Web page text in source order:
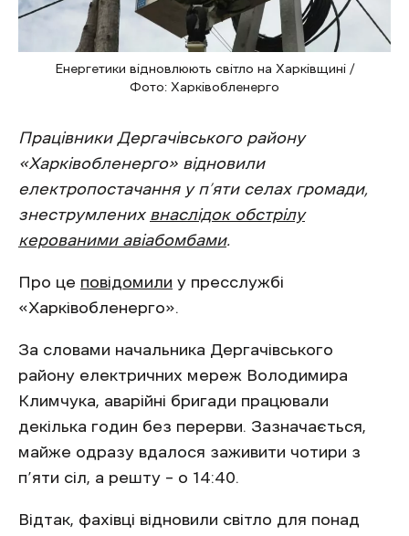
Енергетики відновлюють світло на Харківщині /
Фото: Харківобленерго
Працівники Дергачівського району
«Харківобленерго» відновили
електропостачання у п’яти селах громади,
знеструмлених внаслідок обстрілу
керованими авіабомбами.
Про це повідомили у пресслужбі
«Харківобленерго».
За словами начальника Дергачівського
району електричних мереж Володимира
Климчука, аварійні бригади працювали
декілька годин без перерви. Зазначається,
майже одразу вдалося заживити чотири з
п’яти сіл, а решту – о 14:40.
Відтак, фахівці відновили світло для понад